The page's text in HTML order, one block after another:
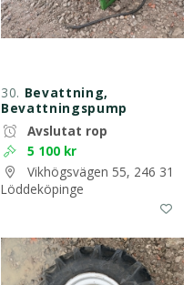
30. Bevattning,
Bevattningspump
Avslutat rop
5 100 kr
Vikhögsvägen 55, 246 31
Löddeköpinge